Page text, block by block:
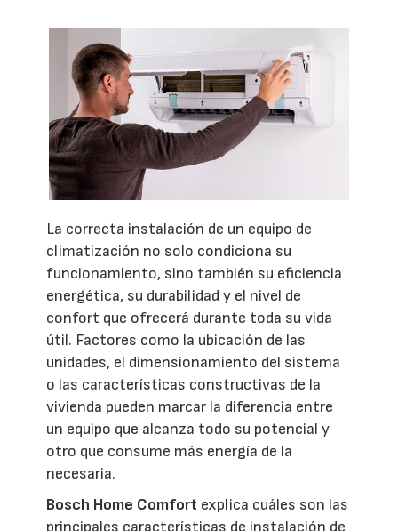
La correcta instalación de un equipo de
climatización no solo condiciona su
funcionamiento, sino también su eficiencia
energética, su durabilidad y el nivel de
confort que ofrecerá durante toda su vida
útil. Factores como la ubicación de las
unidades, el dimensionamiento del sistema
o las características constructivas de la
vivienda pueden marcar la diferencia entre
un equipo que alcanza todo su potencial y
otro que consume más energía de la
necesaria.
Bosch Home Comfort explica cuáles son las
principales características de instalación de